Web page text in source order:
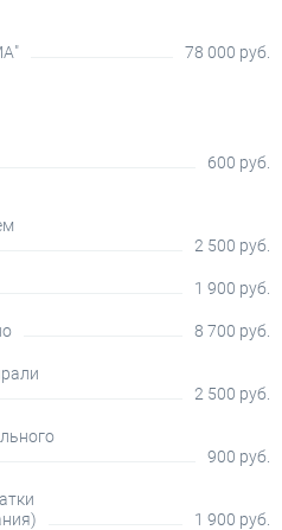
78 000 руб.
600 руб.
2 500 руб.
1 900 руб.
8 700 руб.
2 500 руб.
900 руб.
1 900 руб.